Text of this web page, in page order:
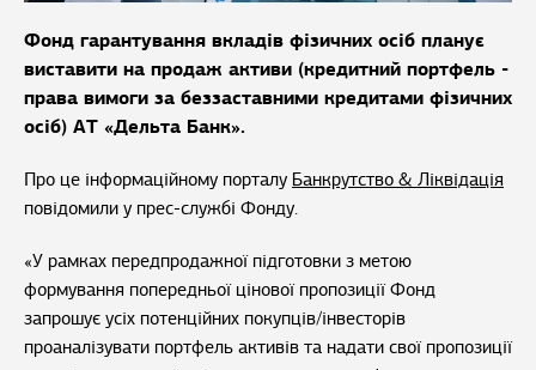
Фонд гарантування вкладів фізичних осіб планує
виставити на продаж активи (кредитний портфель -
права вимоги за беззаставними кредитами фізичних
осіб) АТ «Дельта Банк».
Про це інформаційному порталу Банкрутство & Ліквідація
повідомили у прес-службі Фонду.
«У рамках передпродажної підготовки з метою
формування попередньої цінової пропозиції Фонд
запрошує усіх потенційних покупців/інвесторів
проаналізувати портфель активів та надати свої пропозиції